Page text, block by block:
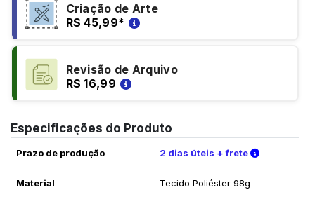
Criação de Arte
R$ 45,99*
Revisão de Arquivo
R$ 16,99
Especificações do Produto
Prazo de produção 2 dias úteis + frete Verifique
Material Tecido Poliéster 98g